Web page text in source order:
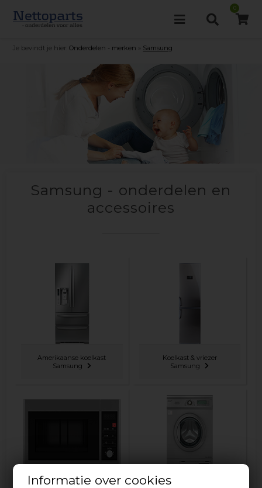
Informatie over cookies
0
Je bevindt je hier: Onderdelen - merken Samsung
Samsung - onderdelen en
accessoires
Amerikaanse koelkast
Samsung
Koelkast & vriezer
Samsung